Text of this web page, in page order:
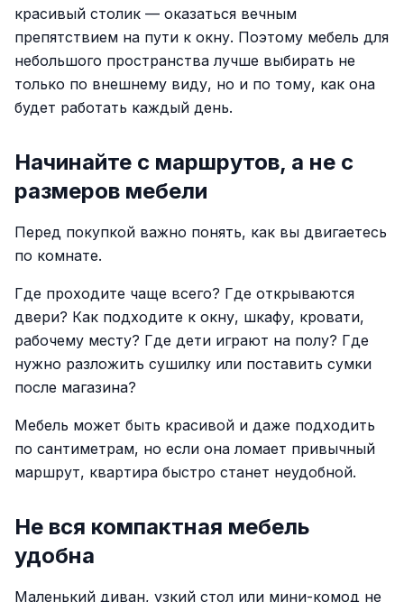
красивый столик — оказаться вечным
препятствием на пути к окну. Поэтому мебель для
небольшого пространства лучше выбирать не
только по внешнему виду, но и по тому, как она
будет работать каждый день.
Начинайте с маршрутов, а не с
размеров мебели
Перед покупкой важно понять, как вы двигаетесь
по комнате.
Где проходите чаще всего? Где открываются
двери? Как подходите к окну, шкафу, кровати,
рабочему месту? Где дети играют на полу? Где
нужно разложить сушилку или поставить сумки
после магазина?
Мебель может быть красивой и даже подходить
по сантиметрам, но если она ломает привычный
маршрут, квартира быстро станет неудобной.
Не вся компактная мебель
удобна
Маленький диван, узкий стол или мини-комод не